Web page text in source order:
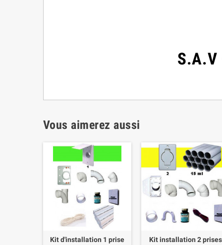
S.A.V
Vous aimerez aussi
Kit d'installation 1 prise
Kit installation 2 prises